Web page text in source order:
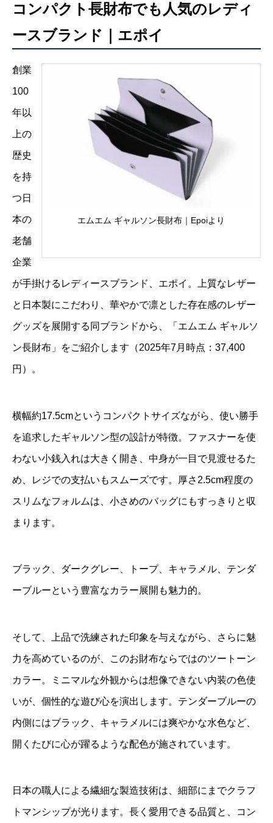
コンパクト長財布でも人気のレディ
ースブランド｜エポイ
エムエム ギャルソン長財布｜Epoiより
創業
100
年以
上の
歴史
を持
つ日
本の
老舗
企業
が手掛けるレディースブランド、エポイ。上質なレザー
と日本製にこだわり、華やかで凛とした存在感のレザー
グッズを展開する同ブランドから、「エムエム ギャルソ
ン長財布」をご紹介します（2025年7月時点：37,400
円）。
横幅約17.5cmというコンパクトサイズながら、使い勝手
を追求したギャルソン型の設計が特徴。ファスナーを使
わない小銭入れは大きく開き、中身が一目で見渡せるた
め、レジでの支払いもスムーズです。厚さ2.5cm程度の
スリムなフォルムは、小さめのバッグにもすっきりと収
まります。
ブラック、ダークグレー、トープ、キャラメル、テンダ
ーブルーという豊富なカラー展開も魅力的。
そして、上品で洗練された印象を与えながら、さらに魅
力を高めているのが、このお財布ならではのツートーン
カラー。ミニマルな外観からは想像できない内装の色使
いが、個性的な遊び心を演出します。テンダーブルーの
内側にはブラック、キャラメルには爽やかな水色など、
開くたびに心が躍るような配色が施されています。
日本の職人による繊細な製造技術は、細部にまでクラフ
トマンシップが光ります。長く愛用できる品質と、コン